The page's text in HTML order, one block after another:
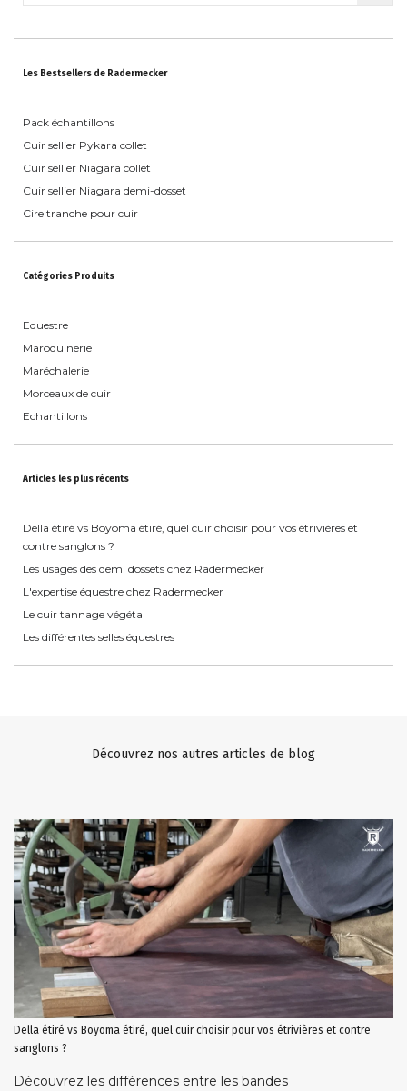
Les Bestsellers de Radermecker
Pack échantillons
Cuir sellier Pykara collet
Cuir sellier Niagara collet
Cuir sellier Niagara demi-dosset
Cire tranche pour cuir
Catégories Produits
Equestre
Maroquinerie
Maréchalerie
Morceaux de cuir
Echantillons
Articles les plus récents
Della étiré vs Boyoma étiré, quel cuir choisir pour vos étrivières et
contre sanglons ?
Les usages des demi dossets chez Radermecker
L'expertise équestre chez Radermecker
Le cuir tannage végétal
Les différentes selles équestres
Découvrez nos autres articles de blog
Della étiré vs Boyoma étiré, quel cuir choisir pour vos étrivières et contre
sanglons ?
Découvrez les différences entre les bandes